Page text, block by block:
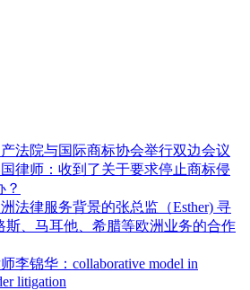
法院与国际商标协会举行双边会议
律师：收到了关于要求停止商标侵
？
法律服务背景的张总监（Esther) 寻
斯、马耳他、希腊等欧洲业务的合作
李锦华：collaborative model in
litigation